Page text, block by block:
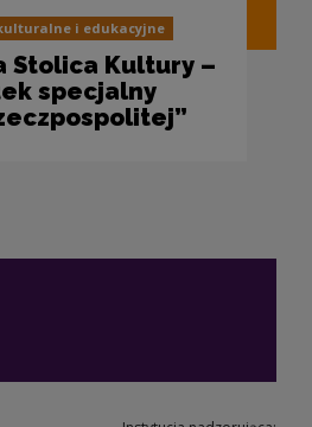
i edukacyjne
Stolica Kultury –
specjalny